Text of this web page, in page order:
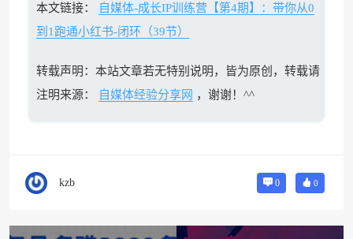
本文链接：
自媒体-成长IP训练营【第4期】：带你从0
到1跑通小红书-闭环（39节）
转载声明：本站文章若无特别说明，皆为原创，转载请
注明来源：
自媒体经验分享网 ，谢谢！^^
kzb 0 0